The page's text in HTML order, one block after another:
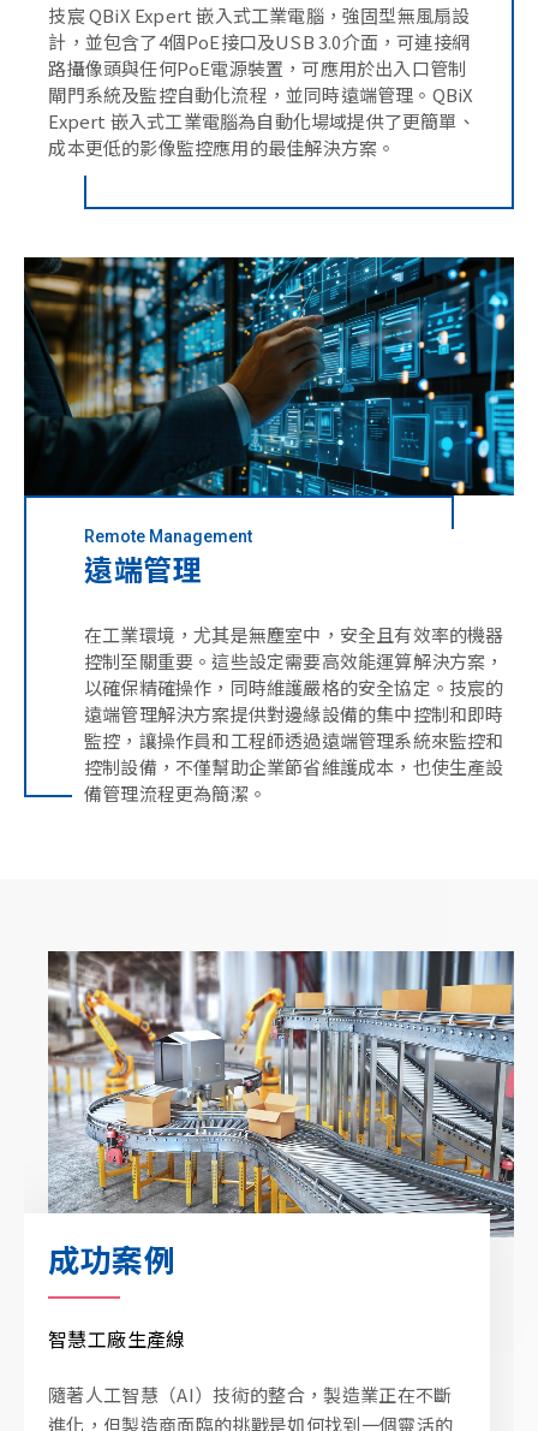
技宸 QBiX Expert 嵌入式工業電腦，強固型無風扇設
計，並包含了4個PoE接口及USB 3.0介面，可連接網
路攝像頭與任何PoE電源裝置，可應用於出入口管制
閘門系統及監控自動化流程，並同時遠端管理。QBiX
Expert 嵌入式工業電腦為自動化場域提供了更簡單、
成本更低的影像監控應用的最佳解決方案。
Remote Management
遠端管理
在工業環境，尤其是無塵室中，安全且有效率的機器
控制至關重要。這些設定需要高效能運算解決方案，
以確保精確操作，同時維護嚴格的安全協定。技宸的
遠端管理解決方案提供對邊緣設備的集中控制和即時
監控，讓操作員和工程師透過遠端管理系統來監控和
控制設備，不僅幫助企業節省維護成本，也使生產設
備管理流程更為簡潔。
成功案例
智慧工廠生產線
隨著人工智慧（AI）技術的整合，製造業正在不斷
進化，但製造商面臨的挑戰是如何找到一個靈活的
成功案例
AGV/AMR應用
技宸成功將其高效能主機板整合於日本某大型物流
公司的AGV(自動導引車)/AMR(自主移動機器人)
成功案例
遠程控制系統
技宸與亞洲一間自動化公司合作，協助建置了遠端
控制管理 (RCM) 系統以加強無塵室的管理，無須在